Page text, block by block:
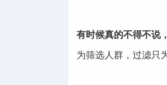
有时候真的不得不说
为筛选人群，过滤只